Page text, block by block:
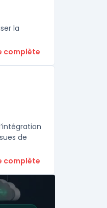
la
complète
de
complète